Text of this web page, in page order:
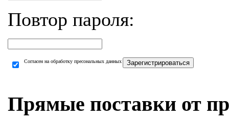
Повтор пароля:
Согласен на обработку пресональных данных Зарегистрироваться
Прямые поставки от